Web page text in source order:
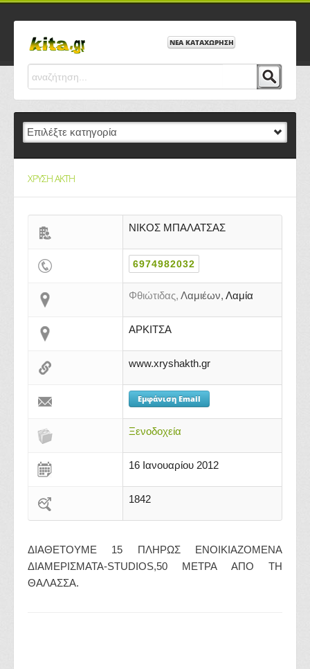
ΝΕΑ ΚΑΤΑΧΩΡΗΣΗ
ΧΡΥΣΗ ΑΚΤΗ
ΝΙΚΟΣ ΜΠΑΛΑΤΣΑΣ
6974982032
Φθιώτιδας, Λαμιέων, Λαμία
ΑΡΚΙΤΣΑ
www.xryshakth.gr
Εμφάνιση Email
Ξενοδοχεία
16 Ιανουαρίου 2012
1842
ΔΙΑΘΕΤΟΥΜΕ 15 ΠΛΗΡΩΣ ΕΝΟΙΚΙΑΖΟΜΕΝΑ
ΔΙΑΜΕΡΙΣΜΑΤΑ-STUDIOS,50 MEΤΡΑ ΑΠΟ ΤΗ
ΘΑΛΑΣΣΑ.